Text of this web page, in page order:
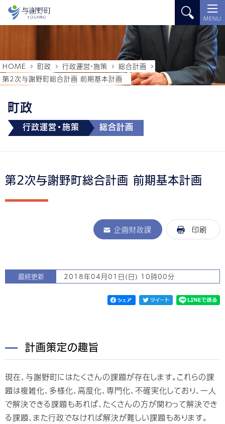
MENU
町政
行政運営・施策 総合計画
HOME 町政 行政運営・施策
総合計画
第2次与謝野町総合計画 前期基本計画
第2次与謝野町総合計画 前期基本計画
企画財政課 印刷
最終更新 2018年04月01日(日) 10時00分
計画策定の趣旨
現在、与謝野町にはたくさんの課題が存在します。これらの課
題は複雑化、多様化、高度化、専門化、不確実化しており、一人
で解決できる課題もあれば、たくさんの方が関わって解決でき
る課題、また行政でなければ解決が難しい課題もあります。